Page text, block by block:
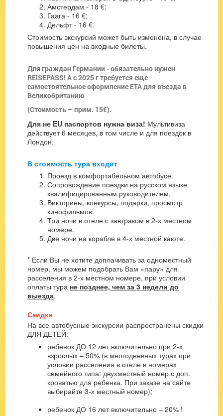
Амстердам - 18 €;
Гаага - 16 €;
Дельфт - 16 €.
Стоимость экскурсий может быть изменена, в случае
повышения цен на входные билеты.
Для граждан Германии - обязательно нужен
REISEPASS! А с 2025 г требуется еще
самостоятельное оформление ETA для въезда в
Великобританию
(Стоимость – прим. 15€).
Для не EU паспортов нужна виза! Мультивиза
действует 6 месяцев, в том числе и для поездок в
Лондон.
В стоимость тура входит
Проезд в комфортабельном автобусе.
Сопровождение поездки на русском языке
квалифицированным руководителем.
Викторины, конкурсы, подарки, просмотр
кинофильмов.
Три ночи в отеле с завтраком в 2-х местном
номере.
Две ночи на корабле в 4-х местной каюте.
* Если Вы не хотите доплачивать за одноместный
номер, мы можем подобрать Вам «пару» для
расселения в 2-х местном номере, при условии
оплаты тура не позднее, чем за 3 недели до
выезда.
Скидки
На все автобусные экскурсии распространены скидки
ДЛЯ ДЕТЕЙ:
ребенок ДО 12 лет включительно при 2-х
взрослых – 50% (в многодневных турах при
условии расселения в отеле в номерах
семейного типа: двухместный номер с доп.
кроватью для ребенка. При заказе на сайте
выбирайте 3-х местный номер);
ребенок ДО 16 лет включительно – 20% !